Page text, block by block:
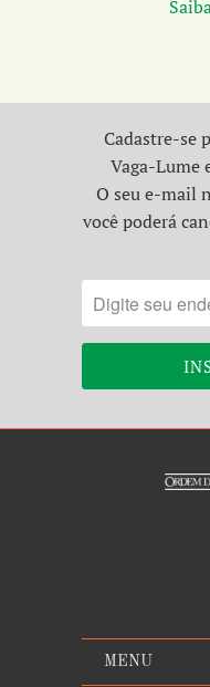
Cadastre-se
Vaga-Lume
O seu e-mail
você poderá
MENU